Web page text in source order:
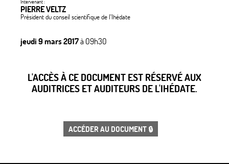
Intervenant :
PIERRE VELTZ
Président du conseil scientifique de l'Ihédate
jeudi 9 mars 2017à 09h30
L'ACCÈS À CE DOCUMENT EST RÉSERVÉ AUX
AUDITRICES ET AUDITEURS DE L'IHÉDATE.
ACCÉDER AU DOCUMENT 🔒